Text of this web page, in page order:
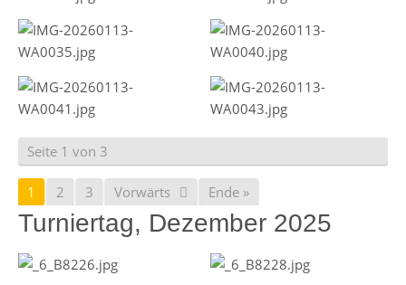
Seite 1 von 3
1 2 3 Vorwärts Ende »
Turniertag, Dezember 2025